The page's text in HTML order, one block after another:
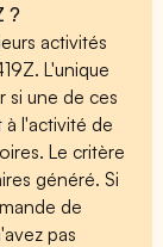
?
activités
L'unique
si une de ces
à l'activité de
Le critère
généré. Si
de
pas